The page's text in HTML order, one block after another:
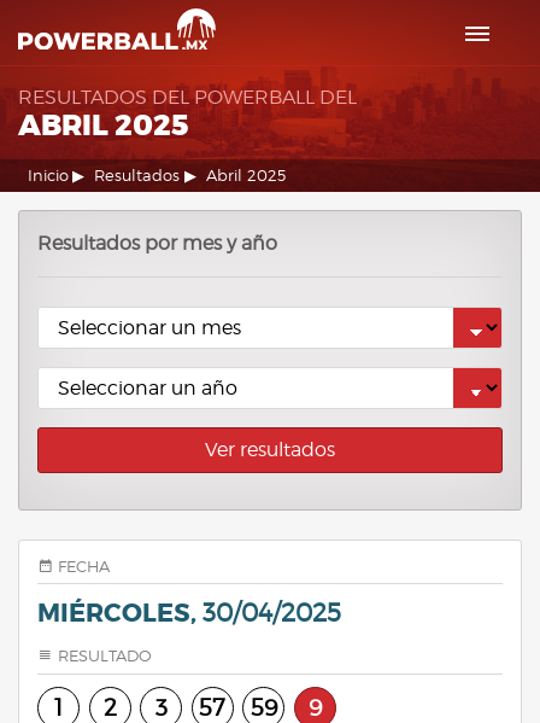
RESULTADOS DEL POWERBALL DEL
ABRIL 2025
Inicio Resultados Abril 2025
Resultados por mes y año
Ver resultados
FECHA
MIÉRCOLES, 30/04/2025
RESULTADO
1 2 3 57 59 9